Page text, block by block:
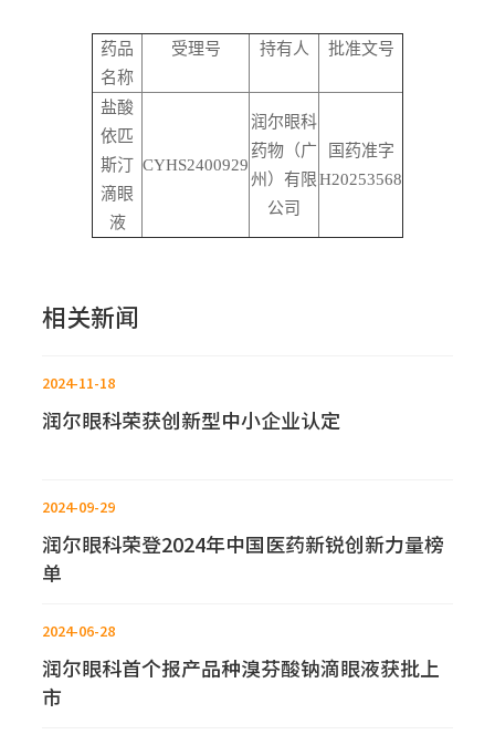
药品
名称
受理号 持有人 批准文号
盐酸
依匹
斯汀
滴眼
液
CYHS2400929
润尔眼科
药物（广
州）有限
公司
国药准字
H20253568
相关新闻
2024-11-18
润尔眼科荣获创新型中小企业认定
2024-09-29
润尔眼科荣登2024年中国医药新锐创新力量榜
单
2024-06-28
润尔眼科首个报产品种溴芬酸钠滴眼液获批上
市